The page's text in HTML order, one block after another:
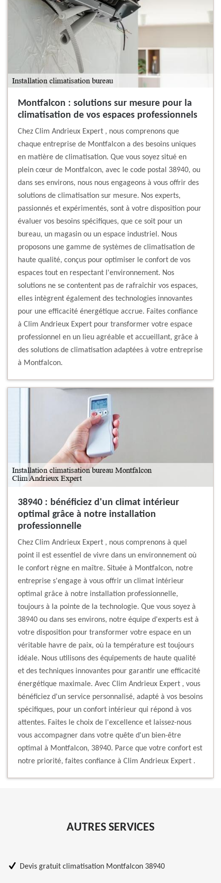
Montfalcon : solutions sur mesure pour la
climatisation de vos espaces professionnels
Chez Clim Andrieux Expert , nous comprenons que
chaque entreprise de Montfalcon a des besoins uniques
en matière de climatisation. Que vous soyez situé en
plein cœur de Montfalcon, avec le code postal 38940, ou
dans ses environs, nous nous engageons à vous offrir des
solutions de climatisation sur mesure. Nos experts,
passionnés et expérimentés, sont à votre disposition pour
évaluer vos besoins spécifiques, que ce soit pour un
bureau, un magasin ou un espace industriel. Nous
proposons une gamme de systèmes de climatisation de
haute qualité, conçus pour optimiser le confort de vos
espaces tout en respectant l'environnement. Nos
solutions ne se contentent pas de rafraîchir vos espaces,
elles intègrent également des technologies innovantes
pour une efficacité énergétique accrue. Faites confiance
à Clim Andrieux Expert pour transformer votre espace
professionnel en un lieu agréable et accueillant, grâce à
des solutions de climatisation adaptées à votre entreprise
à Montfalcon.
38940 : bénéficiez d'un climat intérieur
optimal grâce à notre installation
professionnelle
Chez Clim Andrieux Expert , nous comprenons à quel
point il est essentiel de vivre dans un environnement où
le confort règne en maître. Située à Montfalcon, notre
entreprise s'engage à vous offrir un climat intérieur
optimal grâce à notre installation professionnelle,
toujours à la pointe de la technologie. Que vous soyez à
38940 ou dans ses environs, notre équipe d'experts est à
votre disposition pour transformer votre espace en un
véritable havre de paix, où la température est toujours
idéale. Nous utilisons des équipements de haute qualité
et des techniques innovantes pour garantir une efficacité
énergétique maximale. Avec Clim Andrieux Expert , vous
bénéficiez d'un service personnalisé, adapté à vos besoins
spécifiques, pour un confort intérieur qui répond à vos
attentes. Faites le choix de l'excellence et laissez-nous
vous accompagner dans votre quête d'un bien-être
optimal à Montfalcon, 38940. Parce que votre confort est
notre priorité, faites confiance à Clim Andrieux Expert .
AUTRES SERVICES
Devis gratuit climatisation Montfalcon 38940